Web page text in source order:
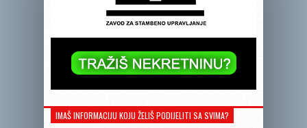
IMAŠ INFORMACIJU KOJU ŽELIŠ PODIJELITI SA SVIMA?